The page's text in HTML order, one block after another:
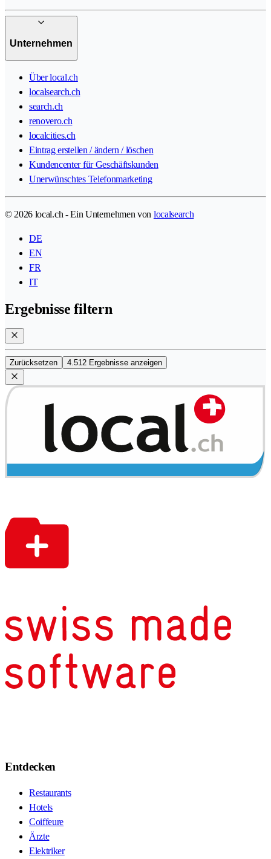
Unternehmen
Über local.ch
localsearch.ch
search.ch
renovero.ch
localcities.ch
Eintrag erstellen / ändern / löschen
Kundencenter für Geschäftskunden
Unerwünschtes Telefonmarketing
© 2026 local.ch - Ein Unternehmen von localsearch
DE
EN
FR
IT
Ergebnisse filtern
Zurücksetzen 4.512 Ergebnisse anzeigen
Entdecken
Restaurants
Hotels
Coiffeure
Ärzte
Elektriker